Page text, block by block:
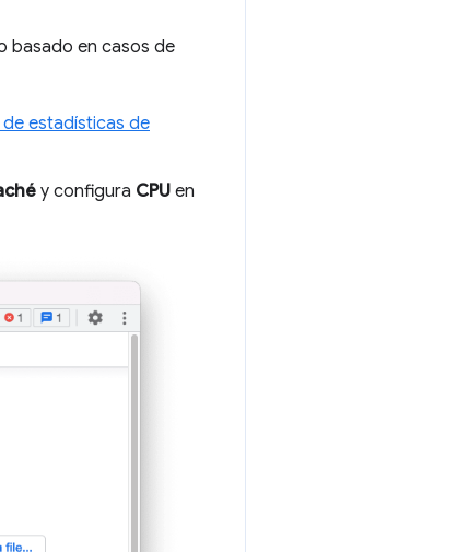
basado en casos de
estadísticas de
y configura CPU en